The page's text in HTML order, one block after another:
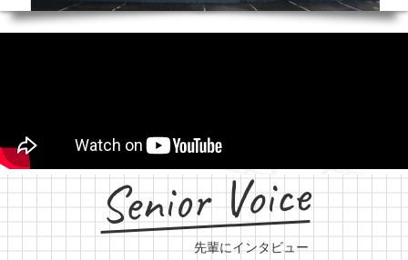
Senior Voice
先輩にインタビュー